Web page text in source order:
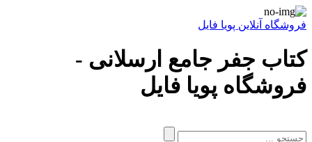
فروشگاه آنلاین پویا فایل
کتاب جفر جامع ارسلانی -
فروشگاه پویا فایل